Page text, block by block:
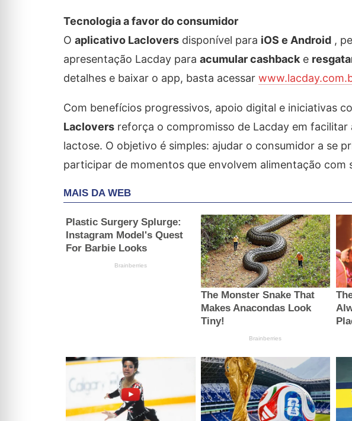
Tecnologia a favor do consumidor
O aplicativo Lacloversdisponível para iOS e Android,
apresentação Lacday para acumular cashbacke
detalhes e baixar o app, basta acessar
Com benefícios progressivos, apoio digital e iniciativas
Lacloversreforça o compromisso de Lacday em facilitar
lactose. O objetivo é simples: ajudar o consumidor a se
participar de momentos que envolvem alimentação com